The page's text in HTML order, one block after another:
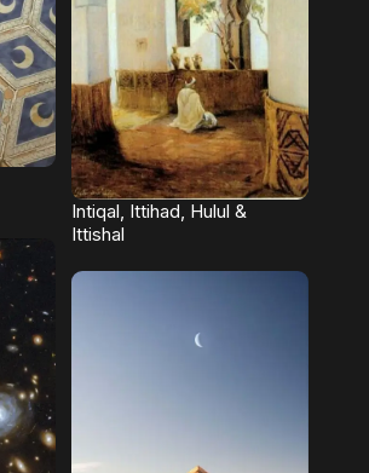
Intiqal, Ittihad, Hulul &
Ittishal